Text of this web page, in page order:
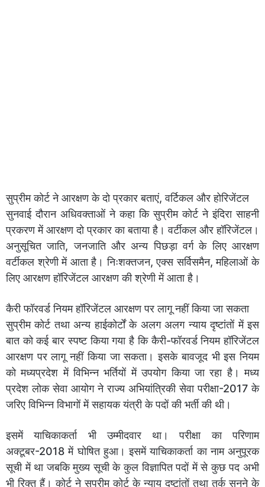
सुप्रीम कोर्ट ने आरक्षण के दो प्रकार बताएं, वर्टिकल और होरिजेंटल
सुनवाई दौरान अधिवक्ताओं ने कहा कि सुप्रीम कोर्ट ने इंदिरा साहनी
प्रकरण में आरक्षण दो प्रकार का बताया है। वर्टीकल और हॉरिजेंटल।
अनुसूचित जाति, जनजाति और अन्य पिछड़ा वर्ग के लिए आरक्षण
वर्टीकल श्रेणी में आता है। निःशक्तजन, एक्स सर्विसमैन, महिलाओं के
लिए आरक्षण हॉरिजेंटल आरक्षण की श्रेणी में आता है।
कैरी फॉरवर्ड नियम हॉरिजेंटल आरक्षण पर लागू नहीं किया जा सकता
सुप्रीम कोर्ट तथा अन्य हाईकोर्टों के अलग अलग न्याय दृष्टांतों में इस
बात को कई बार स्पष्ट किया गया है कि कैरी-फॉरवर्ड नियम हॉरिजेंटल
आरक्षण पर लागू नहीं किया जा सकता। इसके बावजूद भी इस नियम
को मध्यप्रदेश में विभिन्न भर्तियों में उपयोग किया जा रहा है। मध्य
प्रदेश लोक सेवा आयोग ने राज्य अभियांत्रिकी सेवा परीक्षा-2017 के
जरिए विभिन्न विभागों में सहायक यंत्री के पदों की भर्ती की थी।
इसमें याचिकाकर्ता भी उम्मीदवार था। परीक्षा का परिणाम
अक्टूबर-2018 में घोषित हुआ। इसमें याचिकाकर्ता का नाम अनुपूरक
सूची में था जबकि मुख्य सूची के कुल विज्ञापित पदों में से कुछ पद अभी
भी रिक्त हैं। कोर्ट ने सुप्रीम कोर्ट के न्याय दृष्टांतों तथा तर्क सुनने के